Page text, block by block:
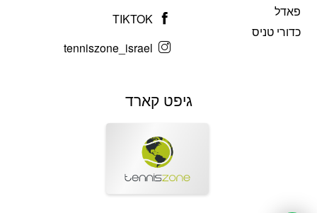
פאדל
כדורי טניס
TIKTOK
tenniszone_israel
גיפט קארד